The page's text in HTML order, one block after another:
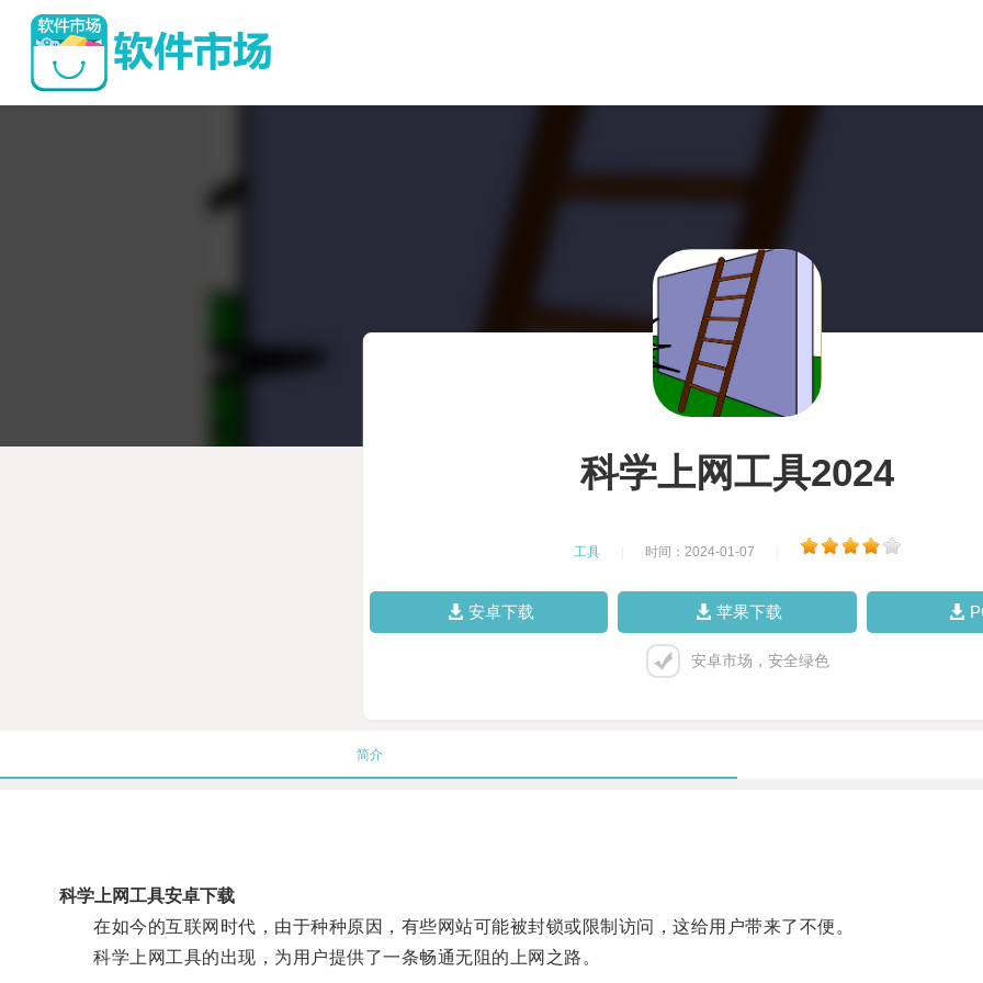
科学上网工具2024
工具 时间：2024-01-07
安卓下载 苹果下载
安卓市场，安全绿色
简介
科学上网工具安卓下载
在如今的互联网时代，由于种种原因，有些网站可能被封锁或限制访问，这给用户带来了不便。
科学上网工具的出现，为用户提供了一条畅通无阻的上网之路。